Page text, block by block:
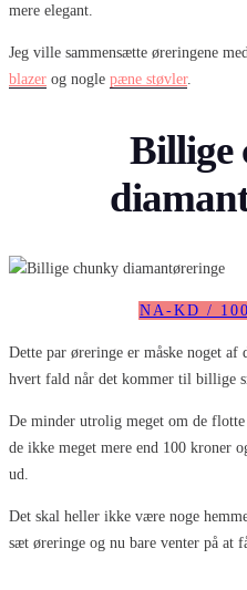
mere elegant.
Jeg ville sammensætte øreringene
blazer og nogle pæne støvler.
Billige
NA-KD /
Dette par øreringe er måske noget af
hvert fald når det kommer til billige
De minder utrolig meget om de
de ikke meget mere end 100 kroner
ud.
Det skal heller ikke være noge
sæt øreringe og nu bare venter på at